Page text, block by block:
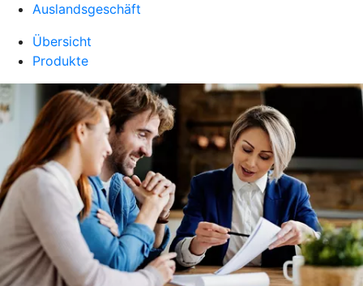
Auslandsgeschäft
Übersicht
Produkte